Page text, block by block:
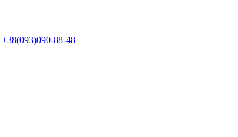
+38(093)090-88-48